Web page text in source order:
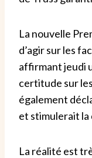
La nouvelle
d’agir sur les
affirmant jeudi
certitude sur
également
et stimulerait la
La réalité est